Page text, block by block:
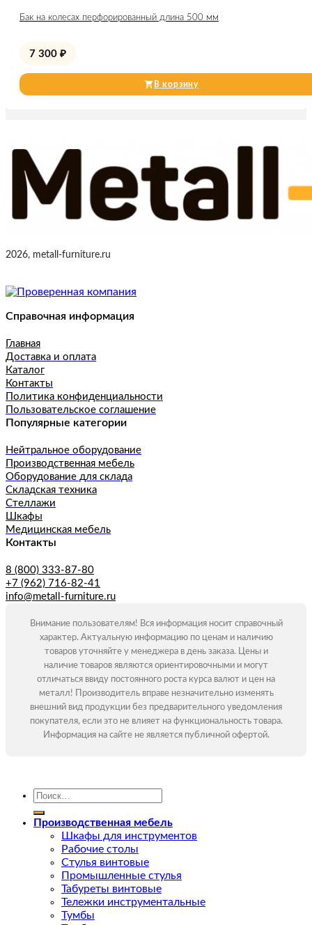
Бак на колесах перфорированный длина 500 мм
7 300 ₽
В корзину
2026, metall-furniture.ru
Справочная информация
Главная
Доставка и оплата
Каталог
Контакты
Политика конфиденциальности
Пользовательское соглашение
Популярные категории
Нейтральное оборудование
Производственная мебель
Оборудование для склада
Складская техника
Стеллажи
Шкафы
Медицинская мебель
Контакты
8 (800) 333-87-80
+7 (962) 716-82-41
info@metall-furniture.ru
Внимание пользователям! Вся информация носит справочный
характер. Актуальную информацию по ценам и наличию
товаров уточняйте у менеджера в день заказа. Цены и
наличие товаров являются ориентировочными и могут
отличаться ввиду постоянного роста курса валют и цен на
металл! Производитель вправе незначительно изменять
внешний вид продукции без предварительного уведомления
покупателя, если это не влияет на функциональность товара.
Информация на сайте не является публичной офертой.
Искать:
Производственная мебель
Шкафы для инструментов
Рабочие столы
Стулья винтовые
Промышленные стулья
Табуреты винтовые
Тележки инструментальные
Тумбы